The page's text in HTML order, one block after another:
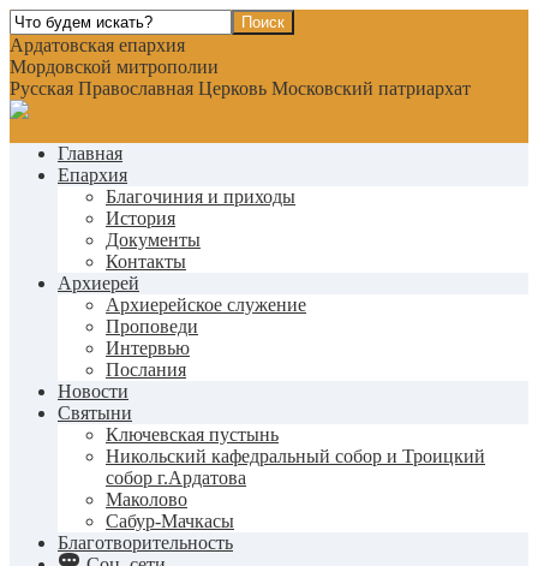
Ардатовская епархия
Мордовской митрополии
Русская Православная Церковь Московский патриархат
Главная
Епархия
Благочиния и приходы
История
Документы
Контакты
Архиерей
Архиерейское служение
Проповеди
Интервью
Послания
Новости
Святыни
Ключевская пустынь
Никольский кафедральный собор и Троицкий
собор г.Ардатова
Маколово
Сабур-Мачкасы
Благотворительность